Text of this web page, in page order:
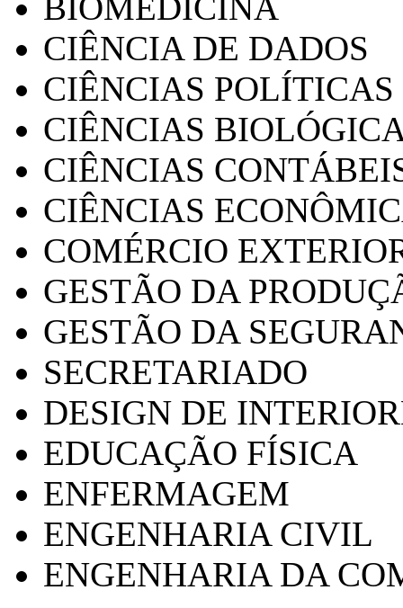
CIÊNCIA DE DADOS
CIÊNCIAS POLÍTICAS
CIÊNCIAS
CIÊNCIAS
CIÊNCIAS
COMÉRCIO
GESTÃO DA
GESTÃO DA
SECRETARIADO
DESIGN DE
EDUCAÇÃO FÍSICA
ENFERMAGEM
ENGENHARIA CIVIL
ENGENHARIA DA